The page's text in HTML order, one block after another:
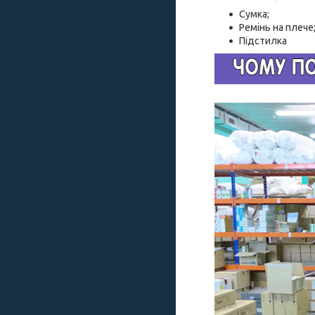
Сумка;
Ремінь на плече;
Підстилка